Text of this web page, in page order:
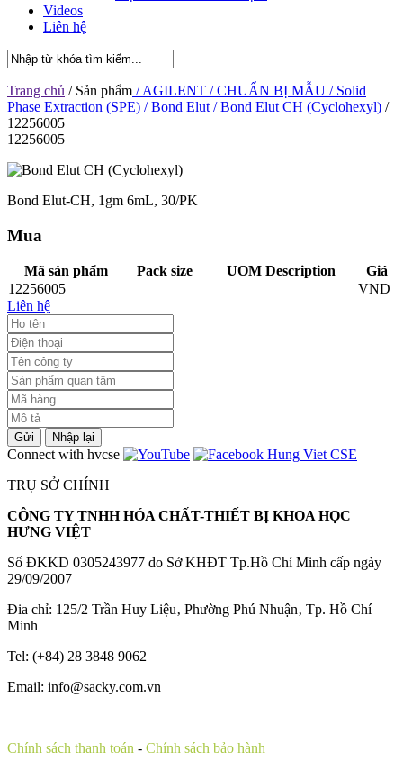
Videos
Liên hệ
Trang chủ / Sản phẩm / AGILENT / CHUẨN BỊ MẪU / Solid
Phase Extraction (SPE) / Bond Elut / Bond Elut CH (Cyclohexyl) /
12256005
12256005
Bond Elut-CH, 1gm 6mL, 30/PK
Mua
Mã sản phẩm Pack size UOM Description
Giá
12256005
VND
Liên hệ
Gửi Nhập lại
Connect with hvcse
TRỤ SỞ CHÍNH
CÔNG TY TNHH HÓA CHẤT-THIẾT BỊ KHOA HỌC
HƯNG VIỆT
Số ĐKKD 0305243977 do Sở KHĐT Tp.Hồ Chí Minh cấp ngày
29/09/2007
Đia chỉ: 125/2 Trần Huy Liệu‚ Phường Phú Nhuận‚ Tp. Hồ Chí
Minh
Tel: (+84) 28 3848 9062
Email: info@sacky.com.vn
Chính sách thanh toán - Chính sách bảo hành